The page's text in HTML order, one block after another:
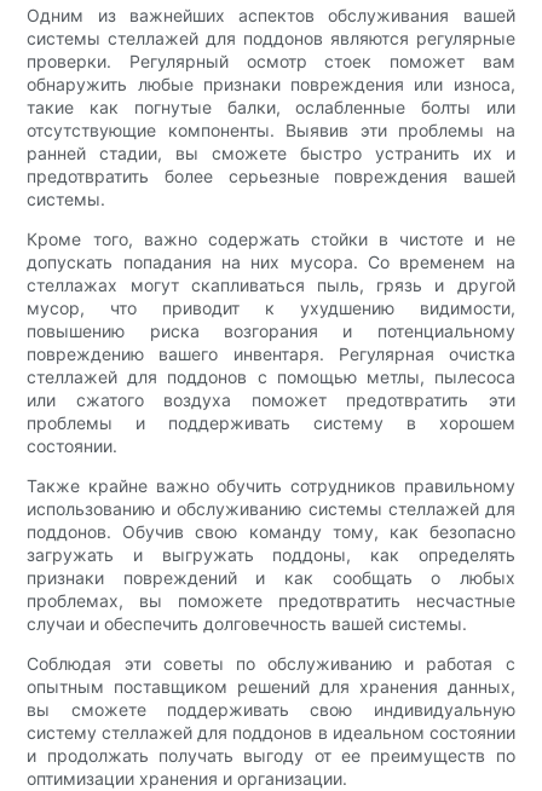
Одним из важнейших аспектов обслуживания вашей
системы стеллажей для поддонов являются регулярные
проверки. Регулярный осмотр стоек поможет вам
обнаружить любые признаки повреждения или износа,
такие как погнутые балки, ослабленные болты или
отсутствующие компоненты. Выявив эти проблемы на
ранней стадии, вы сможете быстро устранить их и
предотвратить более серьезные повреждения вашей
системы.
Кроме того, важно содержать стойки в чистоте и не
допускать попадания на них мусора. Со временем на
стеллажах могут скапливаться пыль, грязь и другой
мусор, что приводит к ухудшению видимости,
повышению риска возгорания и потенциальному
повреждению вашего инвентаря. Регулярная очистка
стеллажей для поддонов с помощью метлы, пылесоса
или сжатого воздуха поможет предотвратить эти
проблемы и поддерживать систему в хорошем
состоянии.
Также крайне важно обучить сотрудников правильному
использованию и обслуживанию системы стеллажей для
поддонов. Обучив свою команду тому, как безопасно
загружать и выгружать поддоны, как определять
признаки повреждений и как сообщать о любых
проблемах, вы поможете предотвратить несчастные
случаи и обеспечить долговечность вашей системы.
Соблюдая эти советы по обслуживанию и работая с
опытным поставщиком решений для хранения данных,
вы сможете поддерживать свою индивидуальную
систему стеллажей для поддонов в идеальном состоянии
и продолжать получать выгоду от ее преимуществ по
оптимизации хранения и организации.